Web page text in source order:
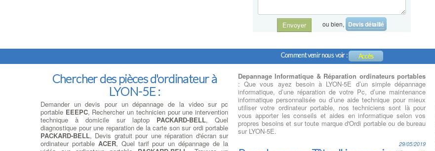
Envoyer ou bien, Devis détaillé
Comment venir nous voir : Accès
Chercher des pièces d'ordinateur à
LYON-5E :
Demander un devis pour un dépannage de la video sur pc
portable EEEPC, Rechercher un technicien pour une intervention
technique à domicile sur laptop PACKARD-BELL, Quel
diagnostique pour une reparation de la carte son sur ordi portable
PACKARD-BELL, Devis gratuit pour une réparation d'écran sur
ordinateur portable ACER, Quel tarif pour un dépannage de la
Depannage Informatique & Réparation ordinateurs portables
: Que vous ayez besoin à LYON-5E d’un simple dépannage
informatique, d’une réparation de votre Pc, d’une maintenance
informatique personnalisée ou d’une aide technique pour mieux
utiliser votre ordinateur portable, nos techniciens sont là pour
vous apporter les conseils et aides en informatique selon vos
propres besoins et sur toute marque d'Ordi portable ou de bureau
sur LYON-5E.
29/05/2019